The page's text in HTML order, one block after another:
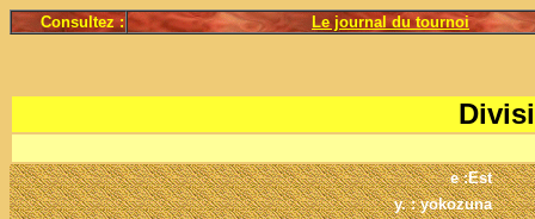
Consultez : Le journal du tournoi
e :Est
y. : yokozuna